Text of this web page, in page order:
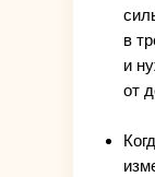
в
и
от